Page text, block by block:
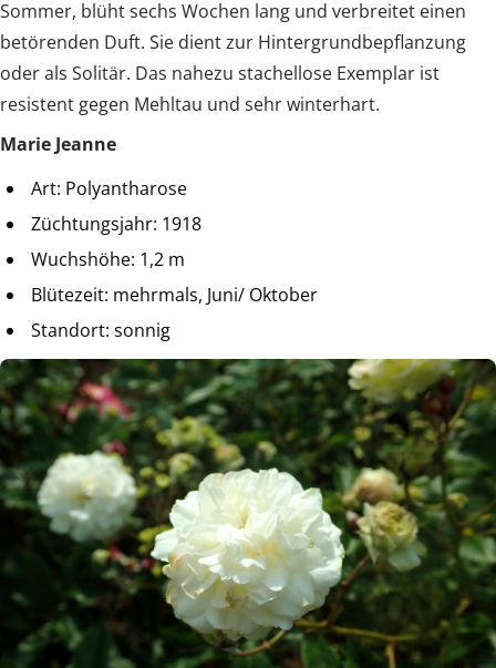
Sommer, blüht sechs Wochen lang und verbreitet einen
betörenden Duft. Sie dient zur Hintergrundbepflanzung
oder als Solitär. Das nahezu stachellose Exemplar ist
resistent gegen Mehltau und sehr winterhart.
Marie Jeanne
Art: Polyantharose
Züchtungsjahr: 1918
Wuchshöhe: 1,2 m
Blütezeit: mehrmals, Juni/ Oktober
Standort: sonnig